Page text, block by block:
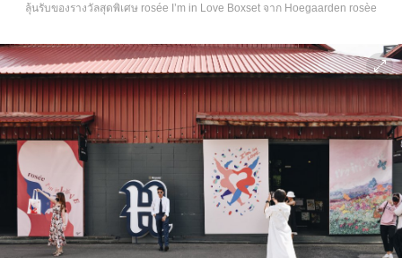
ลุ้นรับของรางวัลสุดพิเศษ rosée I’m in Love Boxset จาก Hoegaarden rosèe